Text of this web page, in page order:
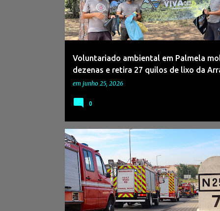
s
a
g
Voluntariado ambiental em Palmela
dezenas e retira 27 quilos de lixo da
em junho 25, 2026
0
#ADNAGÊNCIADENOTÍCIAS #BOMBEIROS